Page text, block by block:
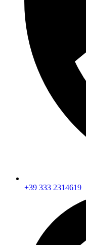
+39 333 2314619